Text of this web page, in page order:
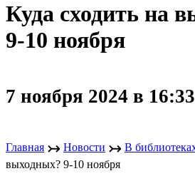
Куда сходить на
9-10 ноября
7 ноября 2024 в 16:33
Главная ↣ Новости ↣ В
выходных? 9-10 ноября